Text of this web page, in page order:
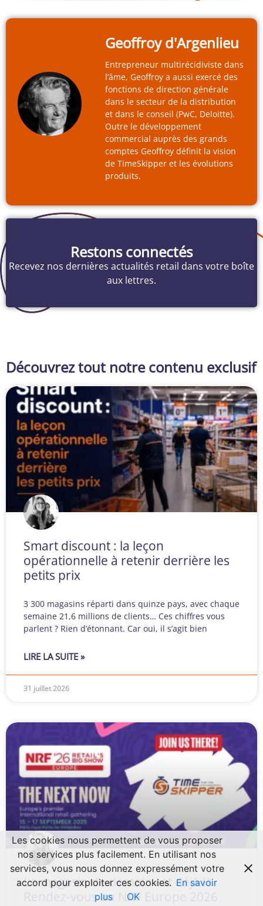
Geoffroy d'Argenlieu
Entrepreneur multirécidiviste dans
l’âme, Geoffroy a aussi exercé des
fonctions de direction générale
dans le secteur de la distribution
et dans le conseil (PwC, Deloitte).
Outre le développement
commercial auprès des grands
comptes Geoffroy définit la vision
de TimeSkipper et les évolutions
produits.
Restons connectés
Recevez nos dernières actualités retail dans votre boîte
aux lettres.
Découvrez tout notre contenu exclusif
Smart discount : la leçon
opérationnelle à retenir derrière les
petits prix
3 300 magasins réparti dans quinze pays, avec chaque
semaine 21,6 millions de clients… Ces chiffres vous
parlent ? Rien d’étonnant. Car oui, il s’agit bien
LIRE LA SUITE »
31 juillet 2026
Le magasin de demain est déjà là.
Rendez-vous au NRF Europe 2026
Les cookies nous permettent de vous proposer
nos services plus facilement. En utilisant nos
services, vous nous donnez expressément votre
accord pour exploiter ces cookies. En savoir
plus
OK